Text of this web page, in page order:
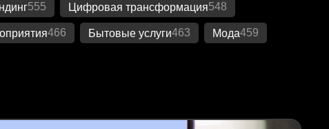
555 Цифровая трансформация548
466 Бытовые услуги463 Мода459